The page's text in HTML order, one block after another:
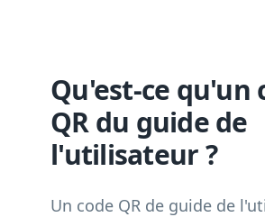
Qu'est-ce qu'un
QR du guide de
l'utilisateur ?
Un code QR de guide de